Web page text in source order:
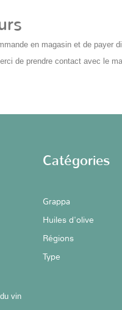
en magasin et de payer
de prendre contact avec le
Catégories
Grappa
Huiles d'olive
Régions
Type
vin